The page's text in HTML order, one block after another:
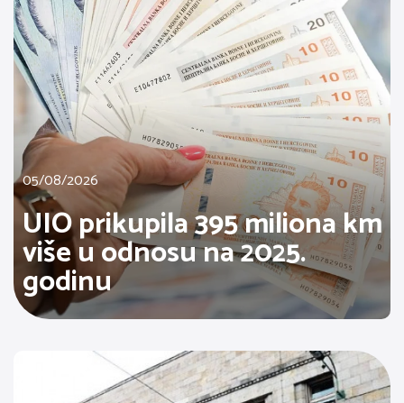
05/08/2026
UIO prikupila 395 miliona km
više u odnosu na 2025.
godinu